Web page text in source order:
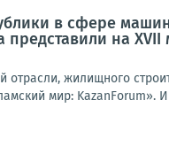
в сфере
представили на
жилищного
мир: KazanForum».